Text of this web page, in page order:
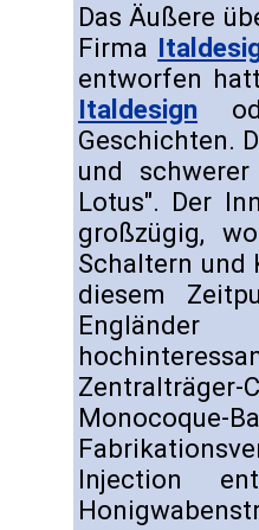
Das Äußere
Firma
entworfen
Italdesign
Geschichten.
und
Lotus". Der
großzügig,
Schaltern und
diesem
Injection